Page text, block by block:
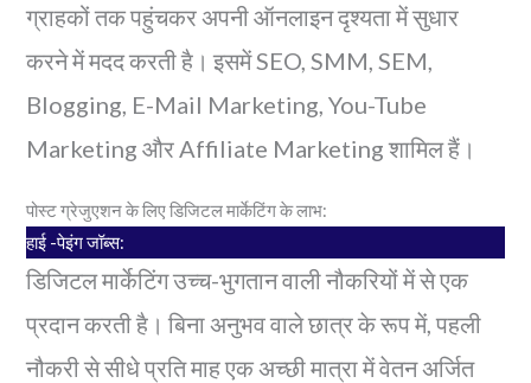
ग्राहकों तक पहुंचकर अपनी ऑनलाइन दृश्यता में सुधार
करने में मदद करती है। इसमें SEO, SMM, SEM,
Blogging, E-Mail Marketing, You-Tube
Marketing और Affiliate Marketing शामिल हैं।
पोस्ट ग्रेजुएशन के लिए डिजिटल मार्केटिंग के लाभ:
हाई -पेइंग जॉब्स:
डिजिटल मार्केटिंग उच्च-भुगतान वाली नौकरियों में से एक
प्रदान करती है। बिना अनुभव वाले छात्र के रूप में, पहली
नौकरी से सीधे प्रति माह एक अच्छी मात्रा में वेतन अर्जित